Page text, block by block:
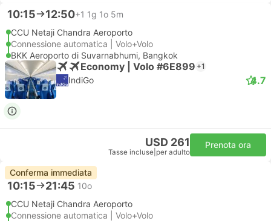
10:15 12:50+1 1g 1o 5m
CCU Netaji Chandra Aeroporto
Connessione automatica | Volo+Volo
BKK Aeroporto di Suvarnabhumi, Bangkok
Economy | Volo #6E899 +1
IndiGo 4.7
USD 261
Tasse incluse per adulto
Prenota ora
Conferma immediata
10:15 21:45 10o
CCU Netaji Chandra Aeroporto
Connessione automatica | Volo+Volo